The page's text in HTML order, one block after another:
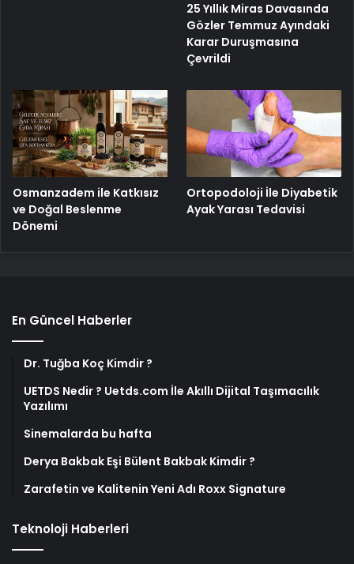
25 Yıllık Miras Davasında
Gözler Temmuz Ayındaki
Karar Duruşmasına
Çevrildi
Osmanzadem ile Katkısız
ve Doğal Beslenme
Dönemi
Ortopodoloji İle Diyabetik
Ayak Yarası Tedavisi
En Güncel Haberler
Dr. Tuğba Koç Kimdir ?
UETDS Nedir ? Uetds.com İle Akıllı Dijital Taşımacılık
Yazılımı
Sinemalarda bu hafta
Derya Bakbak Eşi Bülent Bakbak Kimdir ?
Zarafetin ve Kalitenin Yeni Adı Roxx Signature
Teknoloji Haberleri